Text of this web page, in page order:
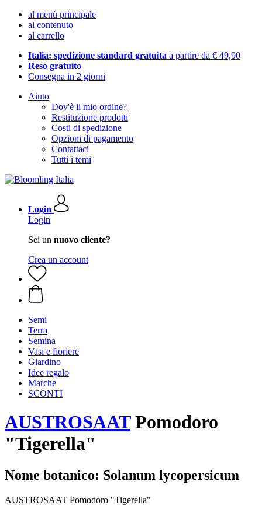
al menù principale
al contenuto
al carrello
Italia: spedizione standard gratuita a partire da € 49,90
Reso gratuito
Consegna in 2 giorni
Aiuto
Dov'è il mio ordine?
Restituzione prodotti
Costi di spedizione
Opzioni di pagamento
Contattaci
Tutti i temi
Login
Login
Sei un nuovo cliente?
Crea un account
Semi
Terra
Semina
Vasi e fioriere
Giardino
Idee regalo
Marche
SCONTI
AUSTROSAATPomodoro
"Tigerella"
Nome botanico: Solanum lycopersicum
AUSTROSAAT Pomodoro "Tigerella"